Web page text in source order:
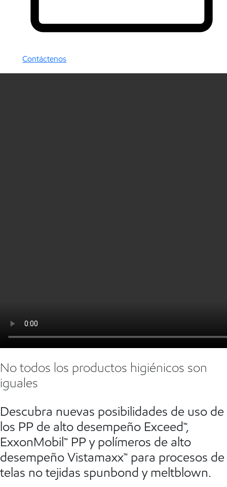
Contáctenos
No todos los productos higiénicos son
iguales
Descubra nuevas posibilidades de uso de
los PP de alto desempeño Exceed™,
ExxonMobil™ PP y polímeros de alto
desempeño Vistamaxx™ para procesos de
telas no tejidas spunbond y meltblown.